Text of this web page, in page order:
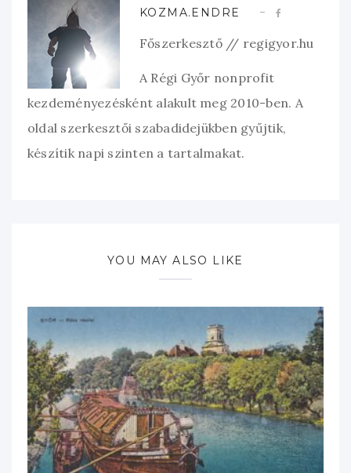
KOZMA.ENDRE
Főszerkesztő // regigyor.hu
A Régi Győr nonprofit
kezdeményezésként alakult meg 2010-ben. A
oldal szerkesztői szabadidejükben gyűjtik,
készítik napi szinten a tartalmakat.
YOU MAY ALSO LIKE